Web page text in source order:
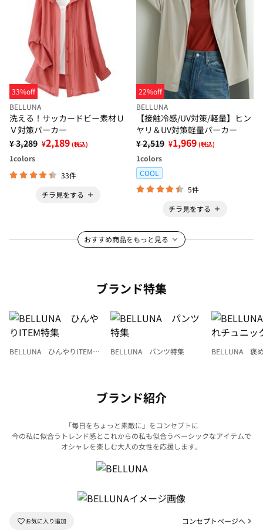
33%off
BELLUNA
洗える！サッカードビー素材Ｕ
Ｖ対策パーカー
¥ 3,289 ¥2,189 (税込)
1colors
33件
チラ見をする
22%off
BELLUNA
【接触冷感/UV対策/軽量】ヒン
ヤリ＆UV対策軽量パーカー
¥ 2,519 ¥1,969 (税込)
1colors
COOL
5件
チラ見をする
おすすめ商品をもっと見る
ブランド特集
BELLUNA ひんやりITEM特
BELLUNA パンツ特集
BELLUNA 褒
ブランド紹介
「毎日をちょっと素敵に」をコンセプトに
今の私に似合うトレンド感とこれからの私も似合うベーシックなアイテムで
オシャレを楽しむ大人の女性を応援します。
コンセプトページへ